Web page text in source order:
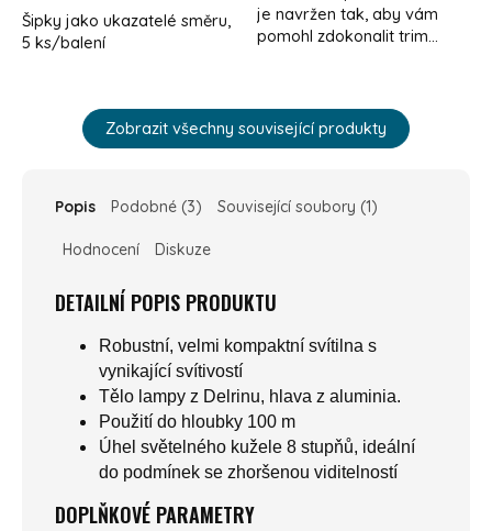
Šipky jako ukazatelé směru,
5 ks/balení
je navržen tak, aby vám
pomohl zdokonalit trim...
Zobrazit všechny související produkty
Popis Podobné (3) Související soubory (1)
Hodnocení Diskuze
DETAILNÍ POPIS PRODUKTU
Robustní, velmi kompaktní svítilna s
vynikající svítivostí
Tělo lampy z Delrinu, hlava z aluminia.
Použití do hloubky 100 m
Úhel světelného kužele 8 stupňů, ideální
do podmínek se zhoršenou viditelností
DOPLŇKOVÉ PARAMETRY